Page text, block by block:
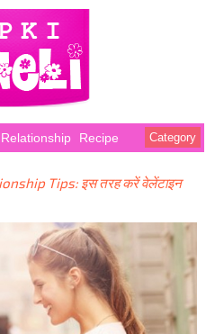
Relationship Recipe Category
Tips: इस तरह करें वेलेंटाइन